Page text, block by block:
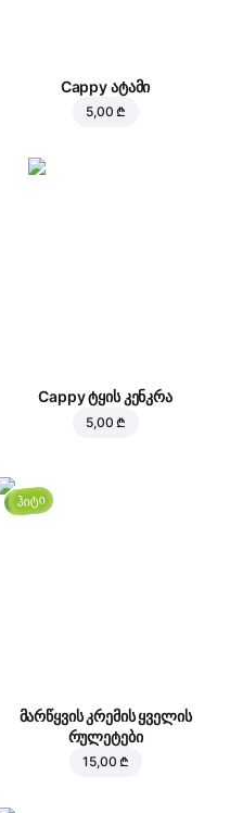
Cappy ატამი
5,00 ₾
Cappy ტყის კენკრა
5,00 ₾
ჰიტი
მარწყვის კრემის ყველის
რულეტები
15,00 ₾